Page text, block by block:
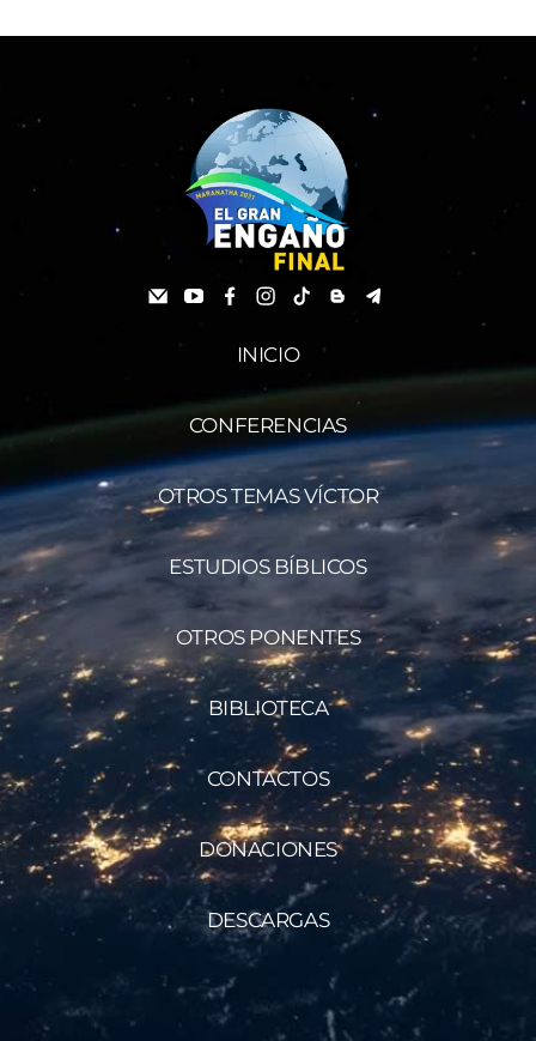
INICIO
CONFERENCIAS
OTROS TEMAS VÍCTOR
ESTUDIOS BÍBLICOS
OTROS PONENTES
BIBLIOTECA
CONTACTOS
DONACIONES
DESCARGAS